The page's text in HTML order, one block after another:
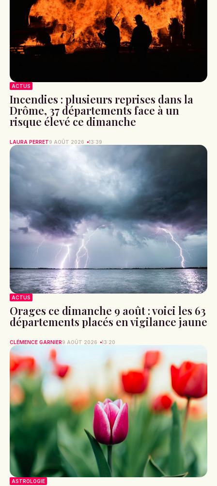
ACTUS
Incendies : plusieurs reprises dans la
Drôme, 37 départements face à un
risque élevé ce dimanche
LAURA PERRET9 AOÛT 2026 13:39
ACTUS
Orages ce dimanche 9 août : voici les 63
départements placés en vigilance jaune
CLÉMENCE GARNIER9 AOÛT 2026 13:20
ASTROLOGIE